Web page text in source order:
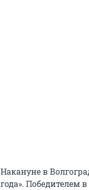
Накануне в
года». Победителем